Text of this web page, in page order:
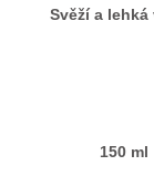
Svěží a lehká
150 ml